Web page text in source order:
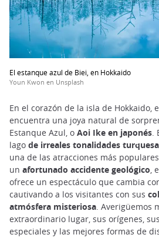
El estanque azul de Biei, en Hokkaido
Youn Kwon en Unsplash
En el corazón de la isla de Hokkaido,
encuentra una joya natural de
Estanque Azul, o Aoi Ike en japonés.
lago de irreales tonalidades
una de las atracciones más
un afortunado accidente geológico,
ofrece un espectáculo que cambia
cautivando a los visitantes con sus
atmósfera misteriosa. Averigüemos
extraordinario lugar, sus orígenes,
especiales y las mejores formas de